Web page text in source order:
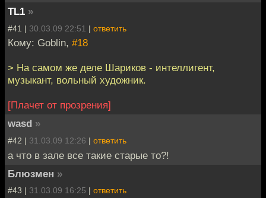
TL1 »
#41 | 30.03.09 22:51 | ответить
Кому: Goblin, #18
> На самом же деле Шариков - интеллигент,
музыкант, вольный художник.
[Плачет от прозрения]
wasd »
#42 | 31.03.09 12:26 | ответить
а что в зале все такие старые то?!
Блюзмен »
#43 | 31.03.09 16:25 | ответить